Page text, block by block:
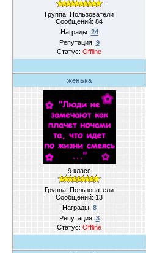
Группа: Пользователи
Сообщений: 84
Награды: 24
Репутация: 9
Статус: Offline
женька
9 класс
Группа: Пользователи
Сообщений: 13
Награды: 8
Репутация: 3
Статус: Offline